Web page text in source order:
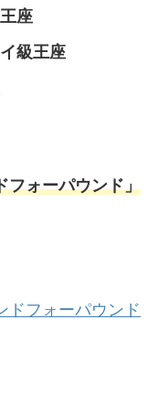
座
級王座
フォーパウンド」
ドフォーパウンド